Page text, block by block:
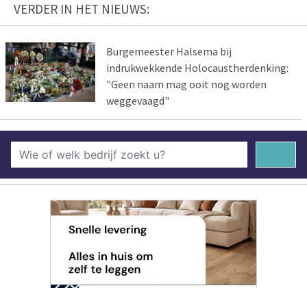
VERDER IN HET NIEUWS:
Burgemeester Halsema bij
indrukwekkende Holocaustherdenking:
"Geen naam mag ooit nog worden
weggevaagd"